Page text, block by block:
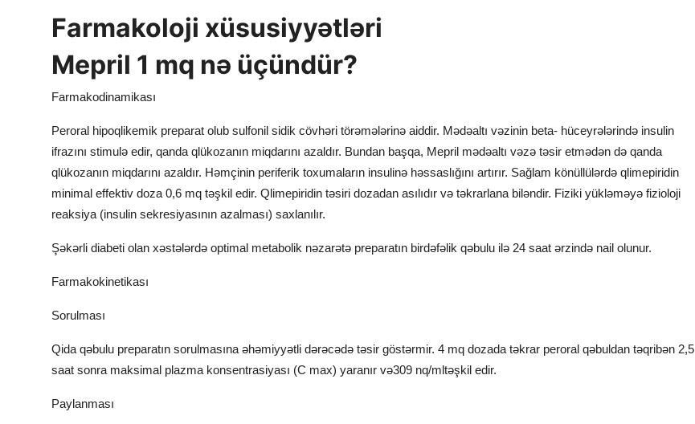
Farmakoloji xüsusiyyətləri
Mepril 1 mq nə üçündür?
Farmakodinamikası
Peroral hipoqlikemik preparat olub sulfonil sidik cövhəri törəmələrinə aiddir. Mədəaltı vəzinin beta- hüceyrələrində insulin
ifrazını stimulə edir, qanda qlükozanın miqdarını azaldır. Bundan başqa, Mepril mədəaltı vəzə təsir etmədən də qanda
qlükozanın miqdarını azaldır. Həmçinin periferik toxumaların insulinə həssaslığını artırır. Sağlam könüllülərdə qlimepiridin
minimal effektiv doza 0,6 mq təşkil edir. Qlimepiridin təsiri dozadan asılıdır və təkrarlana biləndir. Fiziki yükləməyə fizioloji
reaksiya (insulin sekresiyasının azalması) saxlanılır.
Şəkərli diabeti olan xəstələrdə optimal metabolik nəzarətə preparatın birdəfəlik qəbulu ilə 24 saat ərzində nail olunur.
Farmakokinetikası
Sorulması
Qida qəbulu preparatın sorulmasına əhəmiyyətli dərəcədə təsir göstərmir. 4 mq dozada təkrar peroral qəbuldan təqribən 2,5
saat sonra maksimal plazma konsentrasiyası (C max) yaranır və309 nq/mltəşkil edir.
Paylanması